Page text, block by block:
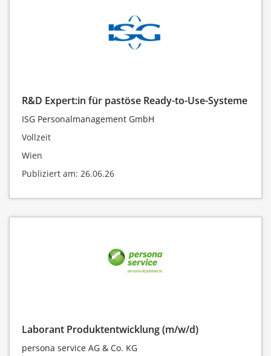
R&D Expert:in für pastöse Ready-to-Use-Systeme
ISG Personalmanagement GmbH
Vollzeit
Wien
Publiziert am: 26.06.26
Laborant Produktentwicklung (m/w/d)
persona service AG & Co. KG